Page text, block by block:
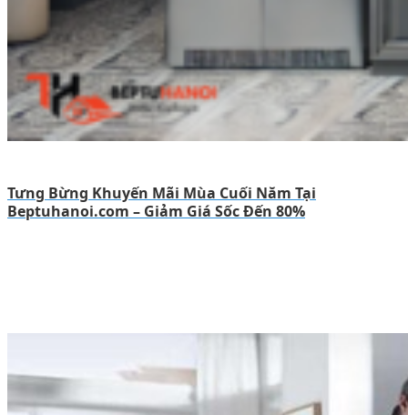
Tưng Bừng Khuyến Mãi Mùa Cuối Năm Tại
Beptuhanoi.com – Giảm Giá Sốc Đến 80%